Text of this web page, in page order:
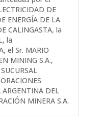
DE
ENERGÍA DE LA
CALINGASTA, la
la
el Sr. MARIO
MINING S.A.,
ARGENTINA DEL
MINERA S.A.